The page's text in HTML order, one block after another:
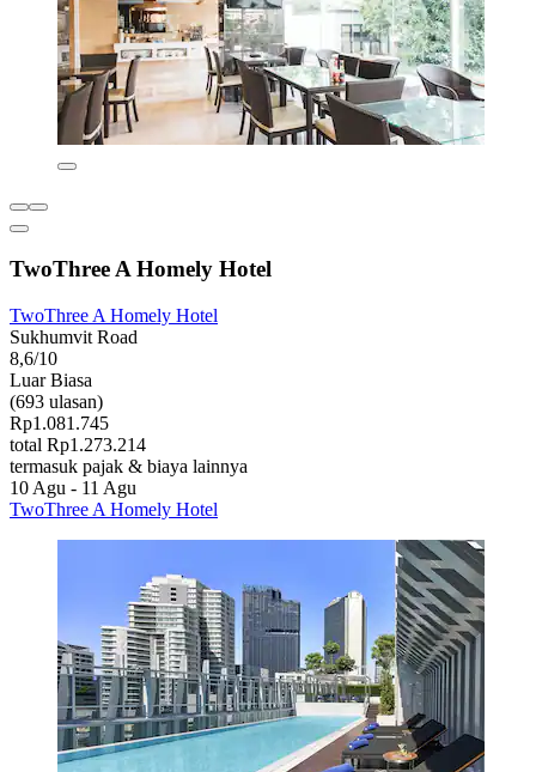
TwoThree A Homely Hotel
TwoThree A Homely Hotel
Sukhumvit Road
8,6/10
Luar Biasa
(693 ulasan)
Rp1.081.745
total Rp1.273.214
termasuk pajak & biaya lainnya
10 Agu - 11 Agu
TwoThree A Homely Hotel